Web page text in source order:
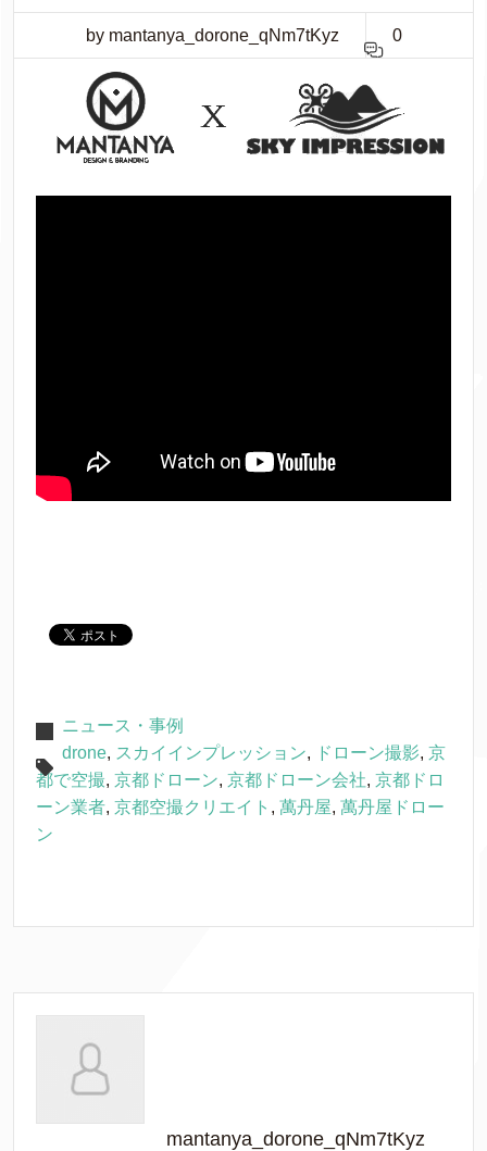
by mantanya_dorone_qNm7tKyz 0
ニュース・事例
drone, スカイインプレッション, ドローン撮影, 京
都で空撮, 京都ドローン, 京都ドローン会社, 京都ドロ
ーン業者, 京都空撮クリエイト , 萬丹屋, 萬丹屋ドロー
ン
mantanya_dorone_qNm7tKyz